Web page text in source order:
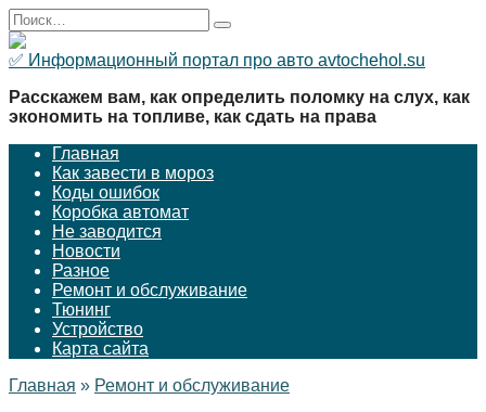
Перейти
к
содержанию
Search
for:
✅ Информационный портал про авто avtochehol.su
Расскажем вам, как определить поломку на слух, как
экономить на топливе, как сдать на права
Главная
Как завести в мороз
Коды ошибок
Коробка автомат
Не заводится
Новости
Разное
Ремонт и обслуживание
Тюнинг
Устройство
Карта сайта
Главная » Ремонт и обслуживание